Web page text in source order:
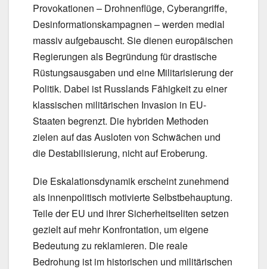
Provokationen – Drohnenflüge, Cyberangriffe,
Desinformationskampagnen – werden medial
massiv aufgebauscht. Sie dienen europäischen
Regierungen als Begründung für drastische
Rüstungsausgaben und eine Militarisierung der
Politik. Dabei ist Russlands Fähigkeit zu einer
klassischen militärischen Invasion in EU-
Staaten begrenzt. Die hybriden Methoden
zielen auf das Ausloten von Schwächen und
die Destabilisierung, nicht auf Eroberung.
Die Eskalationsdynamik erscheint zunehmend
als innenpolitisch motivierte Selbstbehauptung.
Teile der EU und ihrer Sicherheitseliten setzen
gezielt auf mehr Konfrontation, um eigene
Bedeutung zu reklamieren. Die reale
Bedrohung ist im historischen und militärischen